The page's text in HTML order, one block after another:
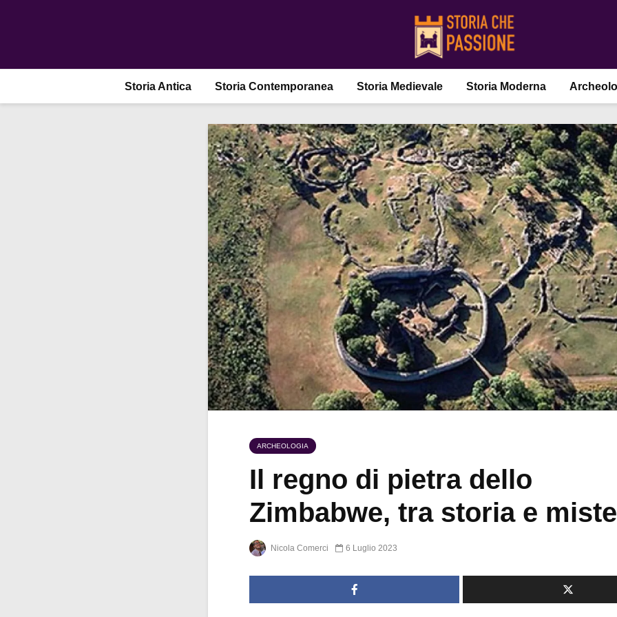
Storia Antica Storia Contemporanea Storia Medievale Storia Moderna
ARCHEOLOGIA
Il regno di pietra dello
Zimbabwe, tra storia e
Nicola Comerci 6 Luglio 2023